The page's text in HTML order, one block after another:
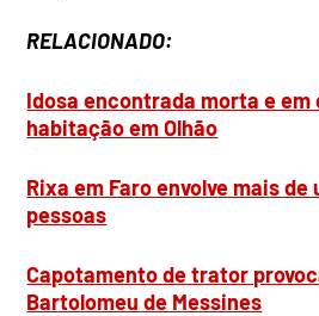
RELACIONADO:
Idosa encontrada morta e em
habitação em Olhão
Rixa em Faro envolve mais de
pessoas
Capotamento de trator
Bartolomeu de Messines